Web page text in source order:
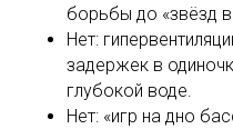
борьбы до «звёзд в
Нет:
задержек в
глубокой воде.
Нет: «игр на дно